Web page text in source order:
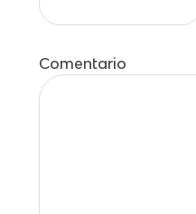
Comentario